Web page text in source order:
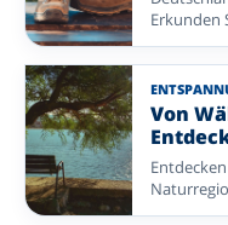
Erkunden
im Harz,
Lahntal
verbinden
Von
mit